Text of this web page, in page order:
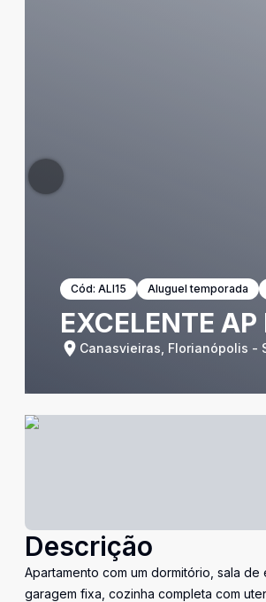
Cód: ALI15 Aluguel temporada
EXCELENTE
Canasvieiras, Florianópolis -
Descrição
Apartamento com um dormitório, sala
garagem fixa, cozinha completa com